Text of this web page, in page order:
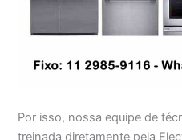
Por isso, nossa equipe de
treinada diretamente pela